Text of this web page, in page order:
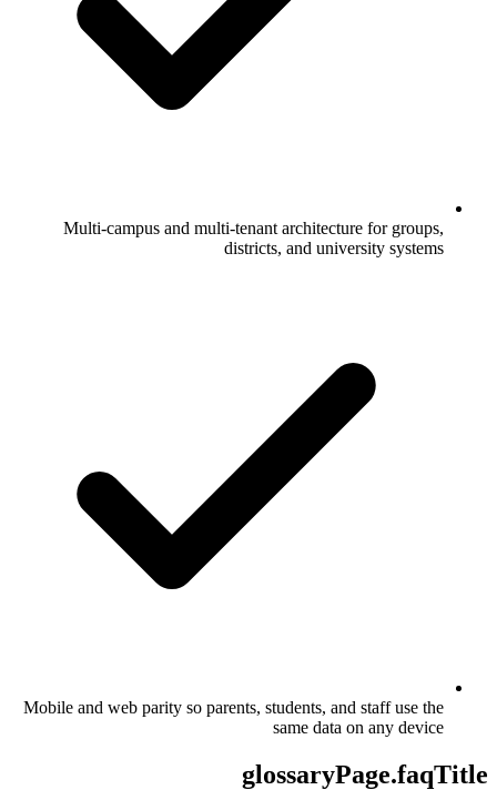
Multi-campus and multi-tenant architecture for groups,
districts, and university systems
Mobile and web parity so parents, students, and staff use the
same data on any device
glossaryPage.faqTitle